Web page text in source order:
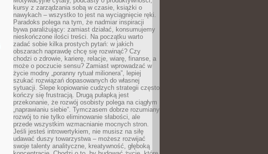
kursy z zarządzania sobą w czasie, książki o
nawykach – wszystko to jest na wyciągnięcie ręki.
Paradoks polega na tym, że nadmiar inspiracji
bywa paraliżujący: zamiast działać, konsumujemy
nieskończone ilości treści. Na początku warto
zadać sobie kilka prostych pytań: w jakich
obszarach naprawdę chcę się rozwinąć? Czy
chodzi o zdrowie, karierę, relacje, wiarę, finanse, a
może o poczucie sensu? Zamiast wprowadzać w
życie modny „poranny rytuał milionera”, lepiej
szukać rozwiązań dopasowanych do własnej
sytuacji. Ślepe kopiowanie cudzych strategii często
kończy się frustracją. Drugą pułapką jest
przekonanie, że rozwój osobisty polega na ciągłym
„naprawianiu siebie”. Tymczasem dobrze rozumiany
rozwój to nie tylko eliminowanie słabości, ale
przede wszystkim wzmacnianie mocnych stron.
Jeśli jesteś introwertykiem, nie musisz na siłę
udawać duszy towarzystwa – możesz rozwijać
swoje talenty analityczne, kreatywność, głęboką